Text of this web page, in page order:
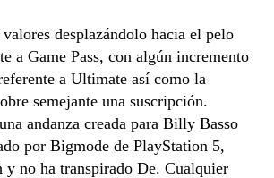
desplazándolo hacia el pelo
a Game Pass, con algún incremento
a Ultimate así­ como la
semejante una suscripción.
andanza creada para Billy Basso
por Bigmode de PlayStation 5,
no ha transpirado De. Cualquier